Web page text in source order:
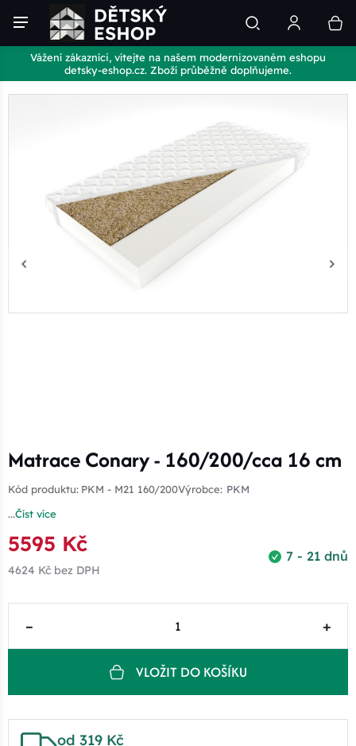
Vážení zákazníci, vítejte na našem modernizovaném eshopu
detsky-eshop.cz. Zboží průběžně doplňujeme.
Matrace Conary - 160/200/cca 16 cm
Kód produktu: PKM - M21 160/200Výrobce: PKM
...Číst více
7 - 21 dnů
5595 Kč
4624 Kč bez DPH
– +
VLOŽIT DO KOŠÍKU
od 319 Kč